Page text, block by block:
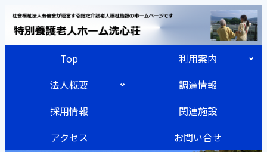
Top
利用案内
法人概要
調達情報
採用情報
関連施設
アクセス
お問い合せ